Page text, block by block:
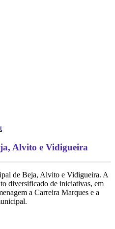
Alvito e Vidigueira
de Beja, Alvito e Vidigueira. A
diversificado de iniciativas, em
a Carreira Marques e a